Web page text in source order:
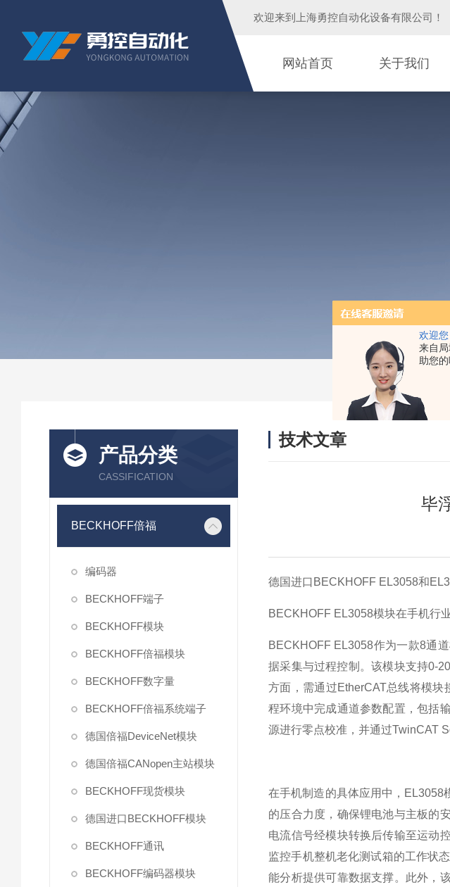
欢迎您
来自
助您的
欢迎来到 上海勇控自动化设备有限公司 ！
网站首页 关于我们
产品分类
CASSIFICATION
BECKHOFF倍福
编码器
BECKHOFF端子
BECKHOFF模块
BECKHOFF倍福模块
BECKHOFF数字量
BECKHOFF倍福系统端子
德国倍福DeviceNet模块
德国倍福CANopen主站模块
BECKHOFF现货模块
德国进口BECKHOFF模块
BECKHOFF通讯
BECKHOFF编码器模块
技术文章
毕
德国进口BECKHOFF EL3058和
BECKHOFF EL3058模块在手机行
BECKHOFF EL3058作为一款8通
据采集与过程控制。该模块支持0-
方面，需通过EtherCAT总线将模
程环境中完成通道参数配置，包括
源进行零点校准，并通过TwinCAT
在手机制造的具体应用中，EL3058
的压合力度，确保锂电池与主板的
电流信号经模块转换后传输至运动
监控手机整机老化测试箱的工作状
能分析提供可靠数据支撑。此外，